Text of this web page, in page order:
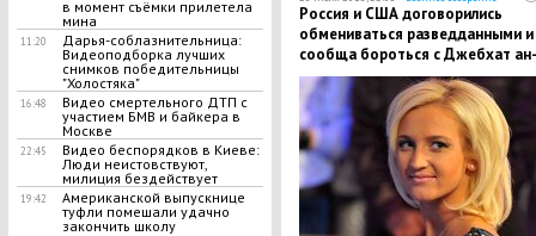
в момент съёмки прилетела
мина
11:20
Дарья-соблазнительница:
Видеоподборка лучших
снимков победительницы
"Холостяка"
16:48
Видео смертельного ДТП с
участием БМВ и байкера в
Москве
22:45
Видео беспорядков в Киеве:
Люди неистовствуют,
милиция бездействует
19:42
Американской выпускнице
туфли помешали удачно
закончить школу
Россия и США договорились
обмениваться разведданными и
сообща бороться с Джебхат ан-
Нусрой в Сирии